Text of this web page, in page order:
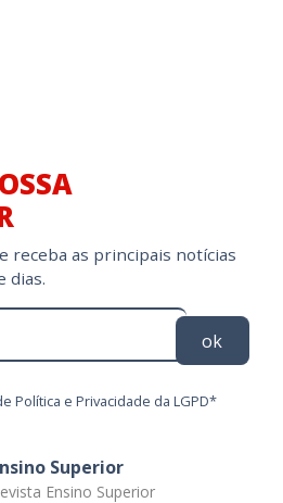
receba as principais notícias
dias.
ok
Política e Privacidade da LGPD*
Superior
Ensino Superior